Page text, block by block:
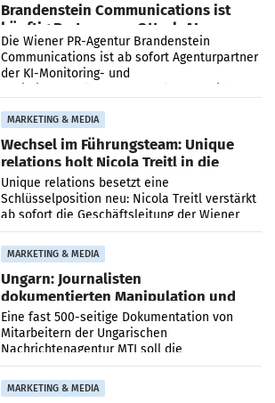
Brandenstein Communications ist
künftig Partner von OtterlyAI
Die Wiener PR-Agentur Brandenstein
Communications ist ab sofort Agenturpartner
der KI-Monitoring- und
MARKETING & MEDIA
Wechsel im Führungsteam: Unique
relations holt Nicola Treitl in die
Geschäftsleitung
Unique relations besetzt eine
Schlüsselposition neu: Nicola Treitl verstärkt
ab sofort die Geschäftsleitung der Wiener
PR-Agentur an der Seite von Josef Kalina und
Anna Kalina-Mahr.
MARKETING & MEDIA
Ungarn: Journalisten
dokumentierten Manipulation und
Zensur
Eine fast 500-seitige Dokumentation von
Mitarbeitern der Ungarischen
Nachrichtenagentur MTI soll die
systematische Nachrichten-Manipulation und
Zensur bei der Agentur während der Zeit
MARKETING & MEDIA